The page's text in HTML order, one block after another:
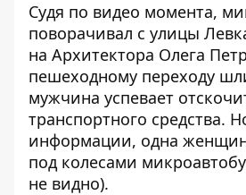
Судя по видео момента,
поворачивал с улицы
на Архитектора Олега
пешеходному переходу
мужчина успевает
транспортного средства.
информации, одна
под колесами
не видно).